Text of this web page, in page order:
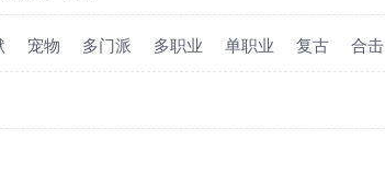
宠物 多门派 多职业 单职业 复古 合击